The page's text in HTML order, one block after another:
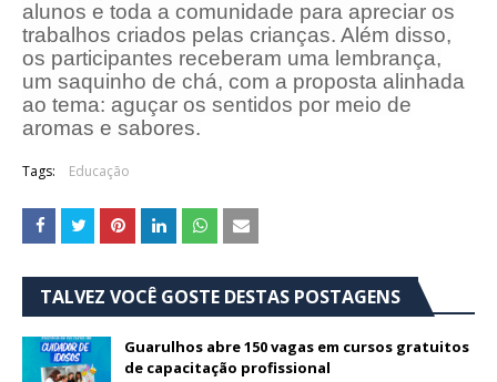
alunos e toda a comunidade para apreciar os
trabalhos criados pelas crianças. Além disso,
os participantes receberam uma lembrança,
um saquinho de chá, com a proposta alinhada
ao tema: aguçar os sentidos por meio de
aromas e sabores.
Tags: Educação
TALVEZ VOCÊ GOSTE DESTAS POSTAGENS
Guarulhos abre 150 vagas em cursos gratuitos
de capacitação profissional